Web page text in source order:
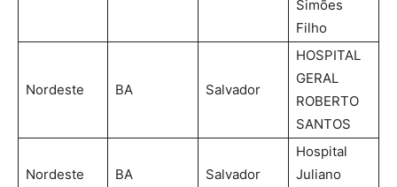
Simões
Filho
Nordeste BA Salvador
HOSPITAL
GERAL
ROBERTO
SANTOS
Nordeste BA Salvador
Hospital
Juliano